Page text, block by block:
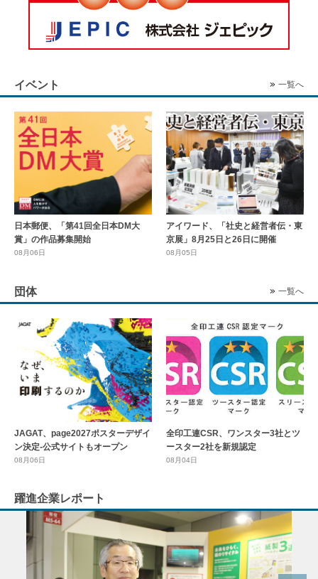
イベント 一覧へ
日本郵便、「第41回全日本DM大
賞」の作品募集開始
08月06日
アイワード、「社史と経営者伝・東
京展」8月25日と26日に開催
08月05日
団体 一覧へ
JAGAT、page2027ポスターデザイ
ン決定-公式サイトもオープン
08月06日
全印工連CSR、ワンスター3社とツ
ースター2社を新規認定
08月04日
躍進企業レポート